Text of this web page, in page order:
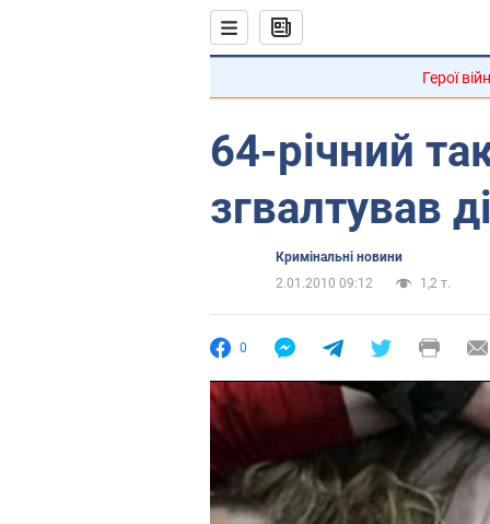
Герої
64-річний
згвалтував
Кримінальні новини
2.01.2010 09:12
1,2 т.
0